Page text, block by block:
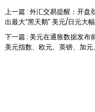
上一篇 : 外汇交易提醒：开盘
出最大“黑天鹅” 美元/日元大
下一篇 : 美元在通胀数据发布
美元指数、欧元、英镑、加